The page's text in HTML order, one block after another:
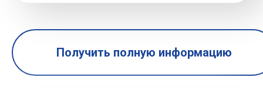
Получить полную информацию